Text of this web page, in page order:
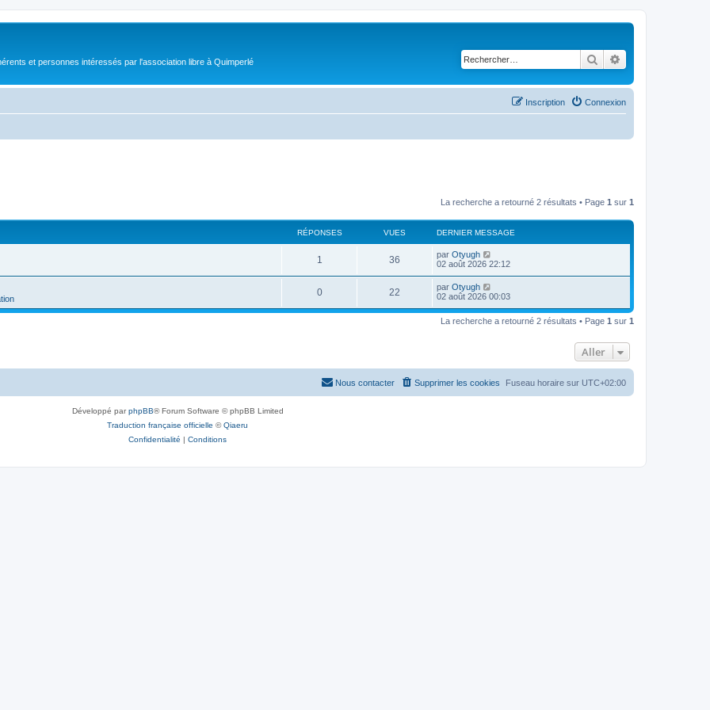
et personnes intéressés par l'association libre à Quimperlé Rechercher
Connexion
Inscription
La recherche a retourné 2 résultats • Page 1 sur 1
RÉPONSES VUES DERNIER MESSAGE
1 36 par Otyugh
02 août 2026 22:12
0 22 par Otyugh
02 août 2026 00:03
La recherche a retourné 2 résultats • Page 1 sur 1
Aller
Fuseau horaire sur UTC+02:00
Supprimer les cookies
Nous contacter
Développé parphpBB® Forum Software © phpBB Limited
Traduction française officielle ©Qiaeru
Confidentialité | Conditions